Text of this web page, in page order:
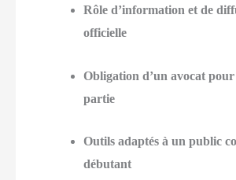
Rôle d’information et de
officielle
Obligation d’un avocat
partie
Outils adaptés à un public
débutant